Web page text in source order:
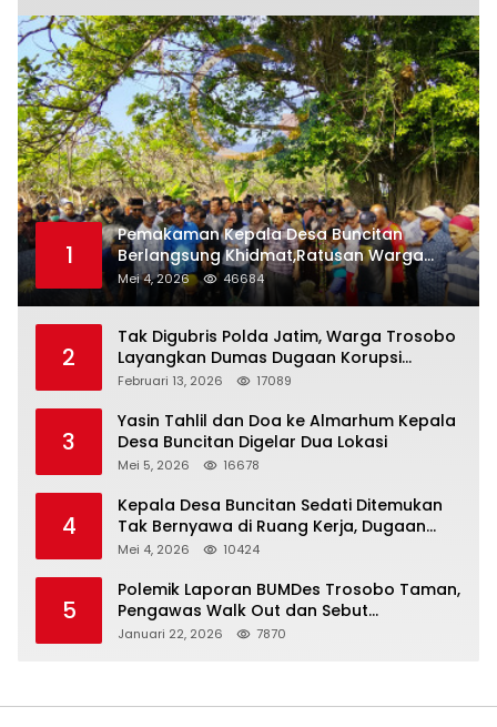
1
Pemakaman Kepala Desa Buncitan
Berlangsung Khidmat,Ratusan Warga
Larut Dalam Duka Yang Mendalam
Mei 4, 2026 46684
2
Tak Digubris Polda Jatim, Warga Trosobo
Layangkan Dumas Dugaan Korupsi
Oknum DPRD Sidoarjo ke Kapolri
Februari 13, 2026 17089
3
Yasin Tahlil dan Doa ke Almarhum Kepala
Desa Buncitan Digelar Dua Lokasi
Mei 5, 2026 16678
4
Kepala Desa Buncitan Sedati Ditemukan
Tak Bernyawa di Ruang Kerja, Dugaan
Bunuh Diri Menguat
Mei 4, 2026 10424
5
Polemik Laporan BUMDes Trosobo Taman,
Pengawas Walk Out dan Sebut
Kejanggalan
Januari 22, 2026 7870